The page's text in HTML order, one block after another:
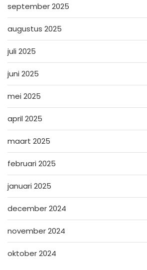
september 2025
augustus 2025
juli 2025
juni 2025
mei 2025
april 2025
maart 2025
februari 2025
januari 2025
december 2024
november 2024
oktober 2024